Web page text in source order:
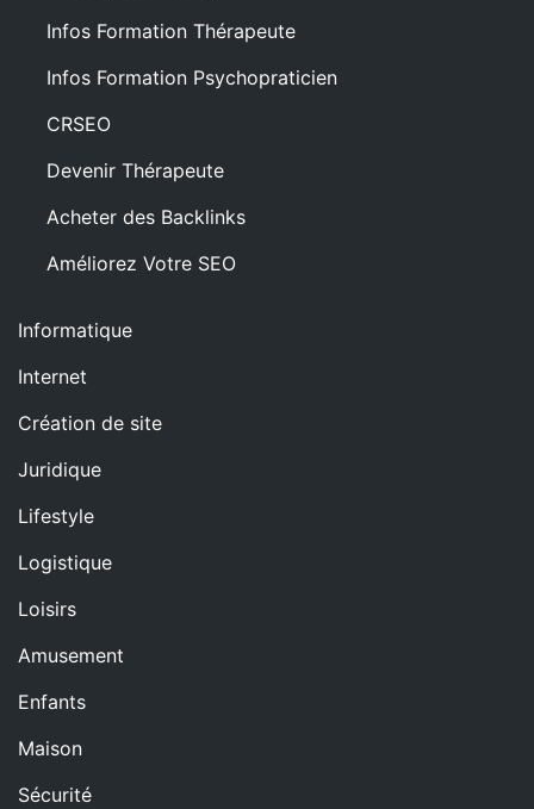
Infos Formation Thérapeute
Infos Formation Psychopraticien
CRSEO
Devenir Thérapeute
Acheter des Backlinks
Améliorez Votre SEO
Informatique
Internet
Création de site
Juridique
Lifestyle
Logistique
Loisirs
Amusement
Enfants
Maison
Sécurité